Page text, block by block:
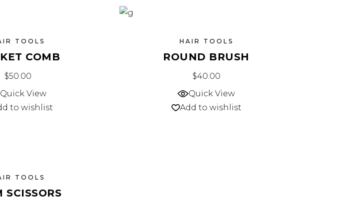
TOOLS
COMB
$50.00
Quick View
to wishlist
HAIR TOOLS
ROUND BRUSH
$40.00
Quick View
Add to wishlist
TOOLS
SCISSORS